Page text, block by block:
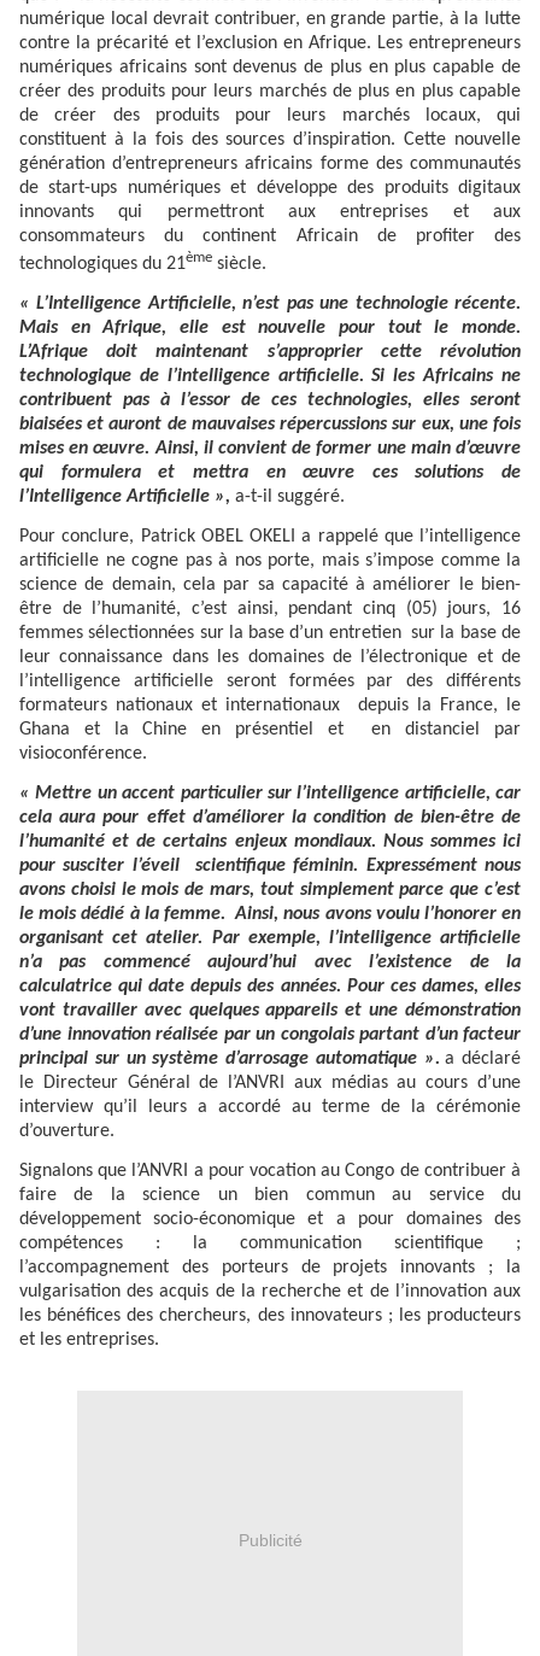
numérique local devrait contribuer, en grande partie, à la lutte
contre la précarité et l’exclusion en Afrique. Les entrepreneurs
numériques africains sont devenus de plus en plus capable de
créer des produits pour leurs marchés de plus en plus capable
de créer des produits pour leurs marchés locaux, qui
constituent à la fois des sources d’inspiration. Cette nouvelle
génération d’entrepreneurs africains forme des communautés
de start-ups numériques et développe des produits digitaux
innovants qui permettront aux entreprises et aux
consommateurs du continent Africain de profiter des
technologiques du 21ème siècle.
« L’Intelligence Artificielle, n’est pas une technologie récente.
Mais en Afrique, elle est nouvelle pour tout le monde.
L’Afrique doit maintenant s’approprier cette révolution
technologique de l’intelligence artificielle. Si les Africains ne
contribuent pas à l’essor de ces technologies, elles seront
biaisées et auront de mauvaises répercussions sur eux, une fois
mises en œuvre. Ainsi, il convient de former une main d’œuvre
qui formulera et mettra en œuvre ces solutions de
l’Intelligence Artificielle », a-t-il suggéré.
Pour conclure, Patrick OBEL OKELI a rappelé que l’intelligence
artificielle ne cogne pas à nos porte, mais s’impose comme la
science de demain, cela par sa capacité à améliorer le bien-
être de l’humanité, c’est ainsi, pendant cinq (05) jours, 16
femmes sélectionnées sur la base d’un entretien sur la base de
leur connaissance dans les domaines de l’électronique et de
l’intelligence artificielle seront formées par des différents
formateurs nationaux et internationaux depuis la France, le
Ghana et la Chine en présentiel et en distanciel par
visioconférence.
« Mettre un accent particulier sur l’intelligence artificielle, car
cela aura pour effet d’améliorer la condition de bien-être de
l’humanité et de certains enjeux mondiaux. Nous sommes ici
pour susciter l’éveil scientifique féminin. Expressément nous
avons choisi le mois de mars, tout simplement parce que c’est
le mois dédié à la femme. Ainsi, nous avons voulu l’honorer en
organisant cet atelier. Par exemple, l’intelligence artificielle
n’a pas commencé aujourd’hui avec l’existence de la
calculatrice qui date depuis des années. Pour ces dames, elles
vont travailler avec quelques appareils et une démonstration
d’une innovation réalisée par un congolais partant d’un facteur
principal sur un système d’arrosage automatique ». a déclaré
le Directeur Général de l’ANVRI aux médias au cours d’une
interview qu’il leurs a accordé au terme de la cérémonie
d’ouverture.
Signalons que l’ANVRI a pour vocation au Congo de contribuer à
faire de la science un bien commun au service du
développement socio-économique et a pour domaines des
compétences : la communication scientifique ;
l’accompagnement des porteurs de projets innovants ; la
vulgarisation des acquis de la recherche et de l’innovation aux
les bénéfices des chercheurs, des innovateurs ; les producteurs
et les entreprises.
Publicité